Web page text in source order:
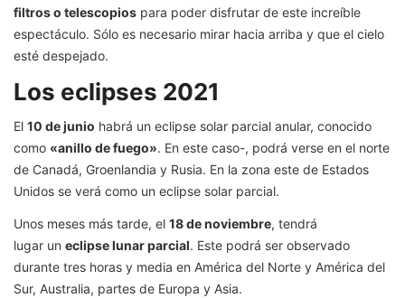
filtros o telescopios para poder disfrutar de este increíble
espectáculo. Sólo es necesario mirar hacia arriba y que el cielo
esté despejado.
Los eclipses 2021
El 10 de junio habrá un eclipse solar parcial anular, conocido
como «anillo de fuego». En este caso-, podrá verse en el norte
de Canadá, Groenlandia y Rusia. En la zona este de Estados
Unidos se verá como un eclipse solar parcial.
Unos meses más tarde, el 18 de noviembre, tendrá
lugar un eclipse lunar parcial. Este podrá ser observado
durante tres horas y media en América del Norte y América del
Sur, Australia, partes de Europa y Asia.